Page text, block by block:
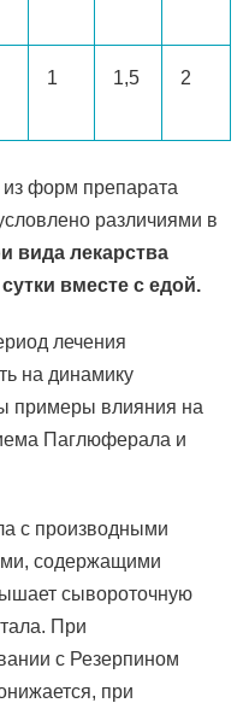
1 1,5 2
форм препарата
различиями в
вида лекарства
вместе с едой.
лечения
на динамику
примеры влияния на
Паглюферала и
с производными
содержащими
сывороточную
При
с Резерпином
при